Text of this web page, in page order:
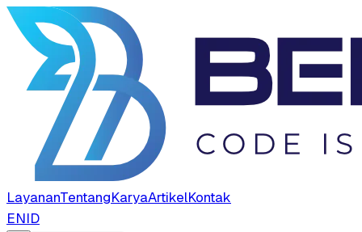
LayananTentangKaryaArtikelKontak
ENID